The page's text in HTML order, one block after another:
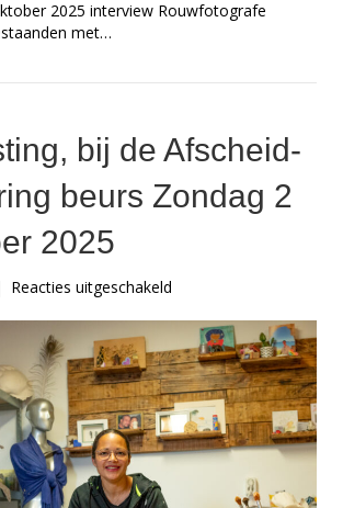
2025 interview Rouwfotografe
met…
de Media
bij de Afscheid-
beurs Zondag 2
2025
Reacties uitgeschakeld
de
Afscheid-
Herinnering
beurs
Zondag
2